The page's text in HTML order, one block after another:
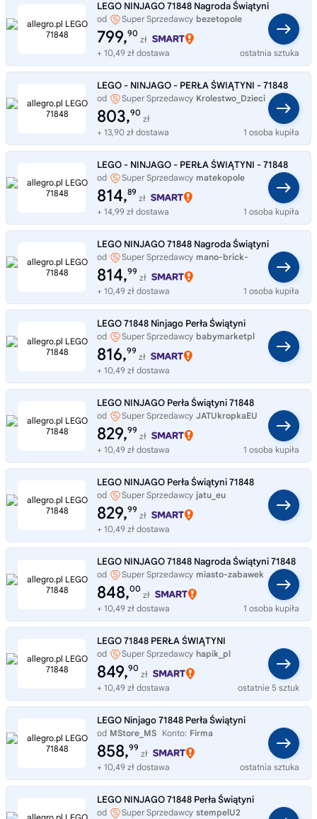
LEGO NINJAGO 71848 Nagroda Świątyni
od Super Sprzedawcy bezetopole
799,90
zł
+ 10,49 zł dostawa
ostatnia sztuka
LEGO - NINJAGO - PERŁA ŚWIĄTYNI - 71848
od Super Sprzedawcy Krolestwo_Dzieci
803,90
zł
+ 13,90 zł dostawa
1 osoba kupiła
LEGO - NINJAGO - PERŁA ŚWIĄTYNI - 71848
od Super Sprzedawcy matekopole
814,89
zł
+ 14,99 zł dostawa
1 osoba kupiła
LEGO NINJAGO 71848 Nagroda Świątyni
od Super Sprzedawcy mano-brick-
store
814,99
zł
+ 10,49 zł dostawa
1 osoba kupiła
LEGO 71848 Ninjago Perła Świątyni
od Super Sprzedawcy babymarketpl
816,99
zł
+ 10,49 zł dostawa
LEGO NINJAGO Perła Świątyni 71848
od Super Sprzedawcy JATUkropkaEU
829,99
zł
+ 10,49 zł dostawa
1 osoba kupiła
LEGO NINJAGO Perła Świątyni 71848
od Super Sprzedawcy jatu_eu
829,99
zł
+ 10,49 zł dostawa
LEGO NINJAGO 71848 Nagroda Świątyni 71848
od Super Sprzedawcy miasto-zabawek
848,00
zł
+ 10,49 zł dostawa
1 osoba kupiła
LEGO 71848 PERŁA ŚWIĄTYNI
od Super Sprzedawcy hapik_pl
849,90
zł
+ 10,49 zł dostawa
ostatnie 5 sztuk
LEGO Ninjago 71848 Perła Świątyni
od MStore_MS Konto: Firma
858,99
zł
+ 10,49 zł dostawa
ostatnia sztuka
LEGO NINJAGO 71848 Perła Świątyni
od Super Sprzedawcy stempelU2